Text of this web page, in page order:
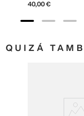
40,00 €
QUIZÁ